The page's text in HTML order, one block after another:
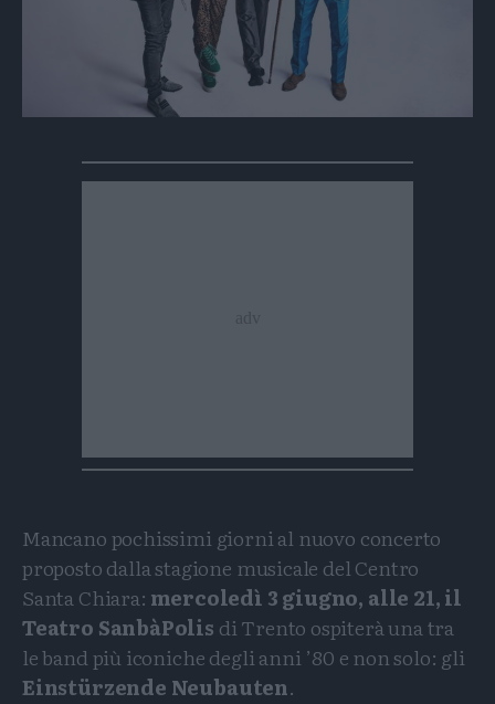
Mancano pochissimi giorni al nuovo concerto
proposto dalla stagione musicale del Centro
Santa Chiara: mercoledì 3 giugno, alle 21, il
Teatro SanbàPolis di Trento ospiterà una tra
le band più iconiche degli anni ’80 e non solo: gli
Einstürzende Neubauten.